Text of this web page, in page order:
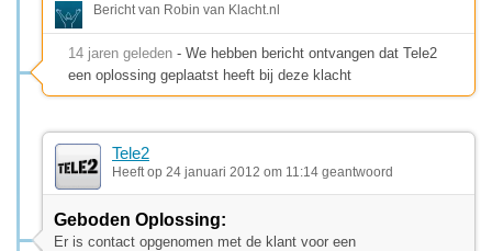
Bericht van Robin van Klacht.nl
14 jaren geleden - We hebben bericht ontvangen dat Tele2
een oplossing geplaatst heeft bij deze klacht
Tele2
Heeft op 24 januari 2012 om 11:14 geantwoord
Geboden Oplossing:
Er is contact opgenomen met de klant voor een